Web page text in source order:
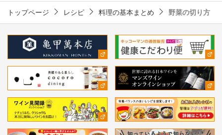
トップページ レシピ 料理の基本まとめ 野菜の切り方